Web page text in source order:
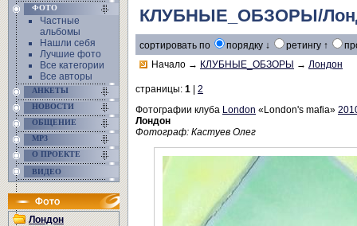
ФОТО
Частные
альбомы
Нашли себя
Лучшие фото
Все категории
Все авторы
АНКЕТЫ
НОВОСТИ
ОБЩЕНИЕ
MP3
О ПРОЕКТЕ
ВИДЕО
Лондон
КЛУБНЫЕ_ОБЗОРЫ/
сортировать по порядку ↓ ретингу ↑
Начало → КЛУБНЫЕ_ОБЗОРЫ → Лондон
страницы: 1
2
Фотографии клуба London «London's mafia»
Лондон
Фотограф: Кастуев Олег